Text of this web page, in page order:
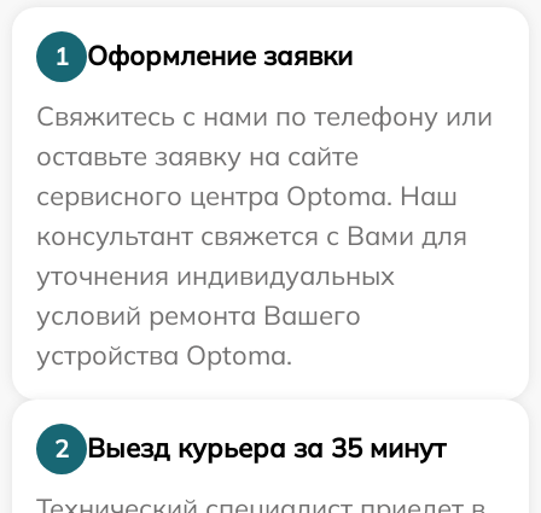
1
Оформление заявки
Свяжитесь с нами по телефону или
оставьте заявку на сайте
сервисного центра Optoma. Наш
консультант свяжется с Вами для
уточнения индивидуальных
условий ремонта Вашего
устройства Optoma.
2
Выезд курьера за 35 минут